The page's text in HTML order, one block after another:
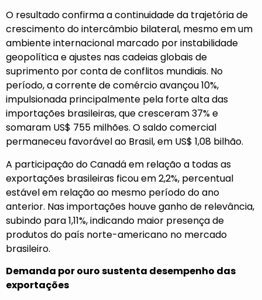
O resultado confirma a continuidade da trajetória de
crescimento do intercâmbio bilateral, mesmo em um
ambiente internacional marcado por instabilidade
geopolítica e ajustes nas cadeias globais de
suprimento por conta de conflitos mundiais. No
período, a corrente de comércio avançou 10%,
impulsionada principalmente pela forte alta das
importações brasileiras, que cresceram 37% e
somaram US$ 755 milhões. O saldo comercial
permaneceu favorável ao Brasil, em US$ 1,08 bilhão.
A participação do Canadá em relação a todas as
exportações brasileiras ficou em 2,2%, percentual
estável em relação ao mesmo período do ano
anterior. Nas importações houve ganho de relevância,
subindo para 1,11%, indicando maior presença de
produtos do país norte-americano no mercado
brasileiro.
Demanda por ouro sustenta desempenho das
exportações